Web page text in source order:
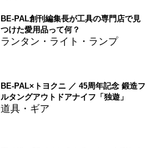
BE-PAL創刊編集長が工具の専門店で見
つけた愛用品って何？
ランタン・ライト・ランプ
BE-PAL×トヨクニ ／ 45周年記念 鍛造フ
ルタングアウトドアナイフ「独遊」
道具・ギア